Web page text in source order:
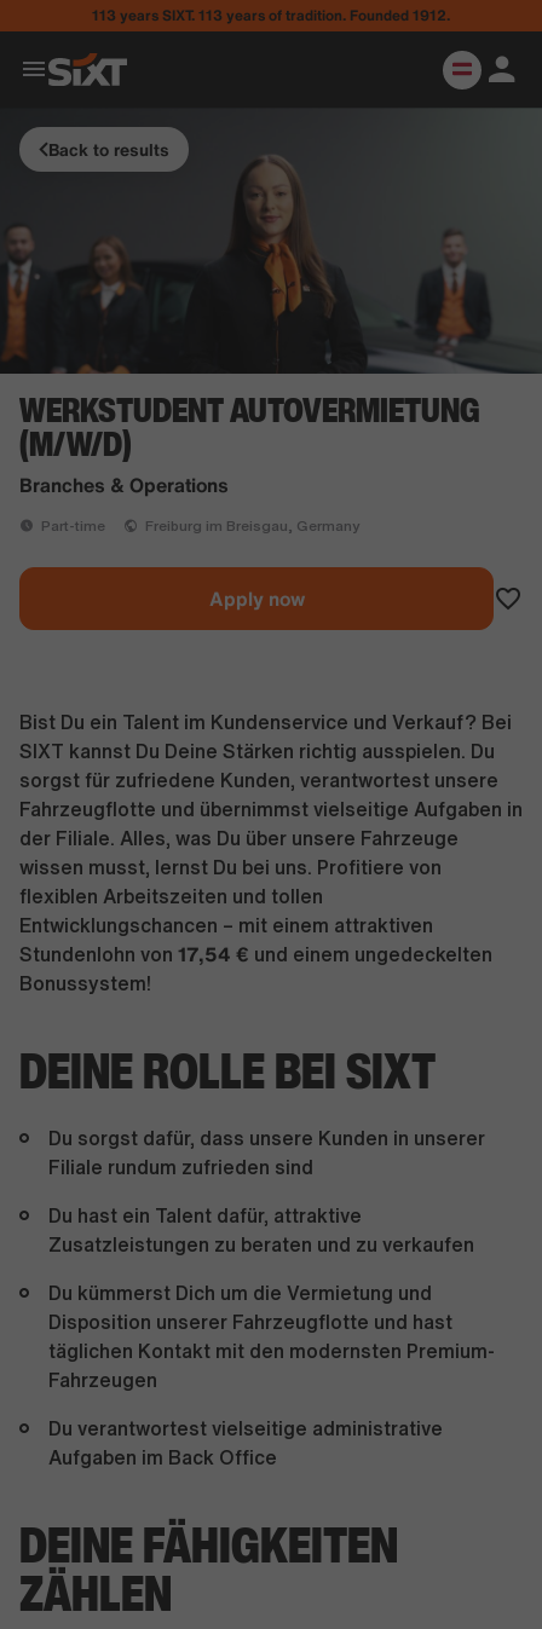
113 years SIXT. 113 years of tradition. Founded 1912.
Back to results
WERKSTUDENT AUTOVERMIETUNG
(M/W/D)
Branches & Operations
Part-time Freiburg im Breisgau, Germany
Apply now
Bist Du ein Talent im Kundenservice und Verkauf? Bei
SIXT kannst Du Deine Stärken richtig ausspielen. Du
sorgst für zufriedene Kunden, verantwortest unsere
Fahrzeugflotte und übernimmst vielseitige Aufgaben in
der Filiale. Alles, was Du über unsere Fahrzeuge
wissen musst, lernst Du bei uns. Profitiere von
flexiblen Arbeitszeiten und tollen
Entwicklungschancen – mit einem attraktiven
Stundenlohn von 17,54 € und einem ungedeckelten
Bonussystem!
DEINE ROLLE BEI SIXT
Du sorgst dafür, dass unsere Kunden in unserer
Filiale rundum zufrieden sind
Du hast ein Talent dafür, attraktive
Zusatzleistungen zu beraten und zu verkaufen
Du kümmerst Dich um die Vermietung und
Disposition unserer Fahrzeugflotte und hast
täglichen Kontakt mit den modernsten Premium-
Fahrzeugen
Du verantwortest vielseitige administrative
Aufgaben im Back Office
DEINE FÄHIGKEITEN
ZÄHLEN